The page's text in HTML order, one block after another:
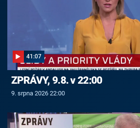
41:07
ZPRÁVY, 9.8. v 22:00
9. srpna 2026 22:00